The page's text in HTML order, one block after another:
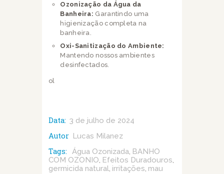
Ozonização da Água da
Banheira: Garantindo uma
higienização completa na
banheira.
Oxi-Sanitização do Ambiente:
Mantendo nossos ambientes
desinfectados.
ol
Data: 3 de julho de 2024
Autor Lucas Milanez
Tags: Água Ozonizada, BANHO
COM OZONIO, Efeitos Duradouros,
germicida natural, irritações, mau